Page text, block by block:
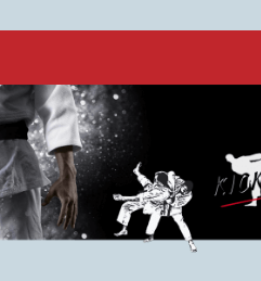
Unter dem Inhalt